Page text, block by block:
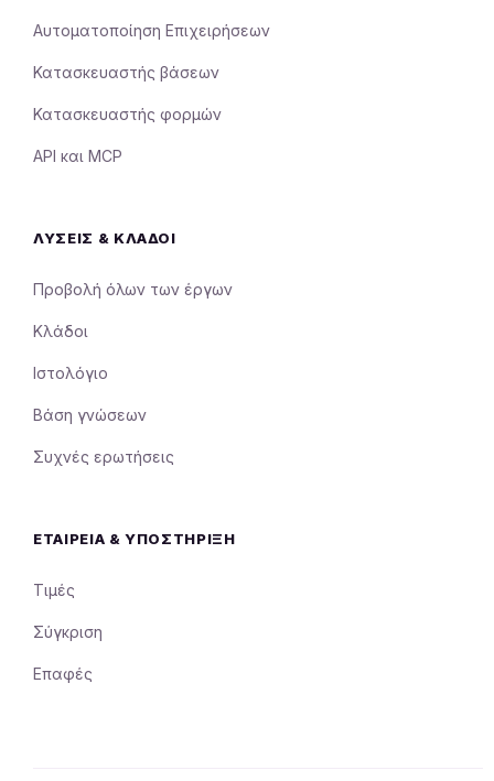
Αυτοματοποίηση Επιχειρήσεων
Κατασκευαστής βάσεων
Κατασκευαστής φορμών
API και MCP
ΛΎΣΕΙΣ & ΚΛΆΔΟΙ
Προβολή όλων των έργων
Κλάδοι
Ιστολόγιο
Βάση γνώσεων
Συχνές ερωτήσεις
ΕΤΑΙΡΕΊΑ & ΥΠΟΣΤΉΡΙΞΗ
Τιμές
Σύγκριση
Επαφές